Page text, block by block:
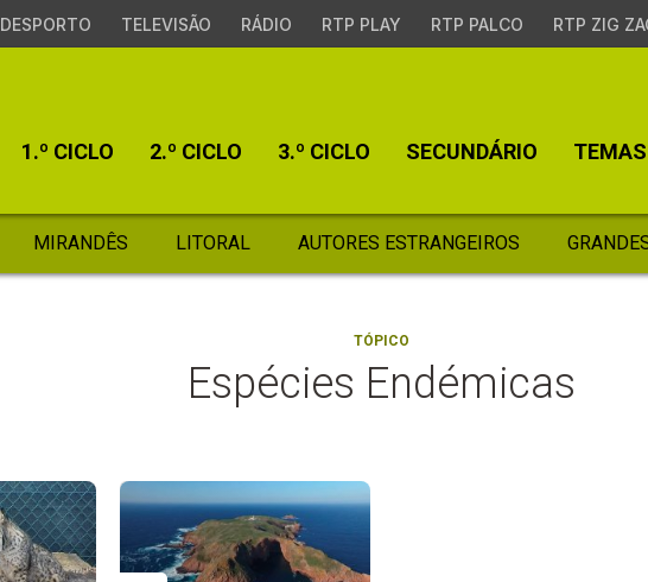
DESPORTO TELEVISÃO RÁDIO RTP PLAY RTP PALCO RTP ZIG
1.º CICLO 2.º CICLO 3.º CICLO SECUNDÁRIO TEMAS
MIRANDÊS LITORAL AUTORES ESTRANGEIROS
TÓPICO
Espécies Endémicas